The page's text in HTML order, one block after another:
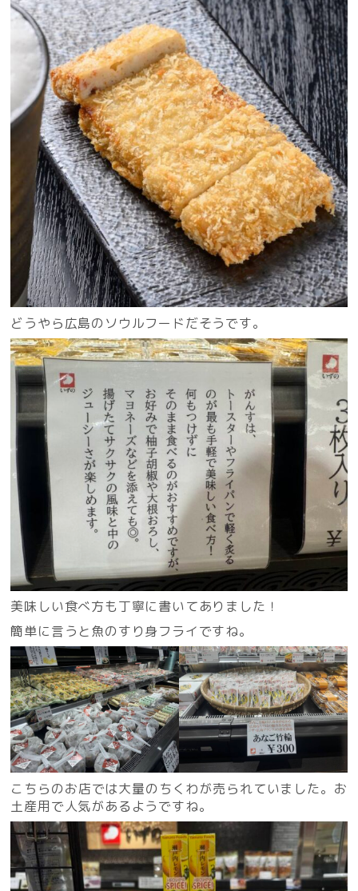
どうやら広島のソウルフードだそうです。
美味しい食べ方も丁寧に書いてありました！
簡単に言うと魚のすり身フライですね。
こちらのお店では大量のちくわが売られていました。お
土産用で人気があるようですね。